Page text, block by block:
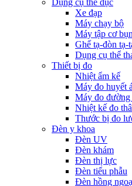
Dụng cụ thể dục
Xe đạp
Máy chạy bộ
Máy tập cơ
Ghế tạ-đòn tạ-
Dụng cụ thể
Thiết bị đo
Nhiệt ẩm kế
Máy đo huyết
Máy đo đường
Nhiệt kế đo
Thước bị đo
Đèn y khoa
Đèn UV
Đèn khám
Đèn thị lực
Đèn tiểu phẫu
Đèn hồng